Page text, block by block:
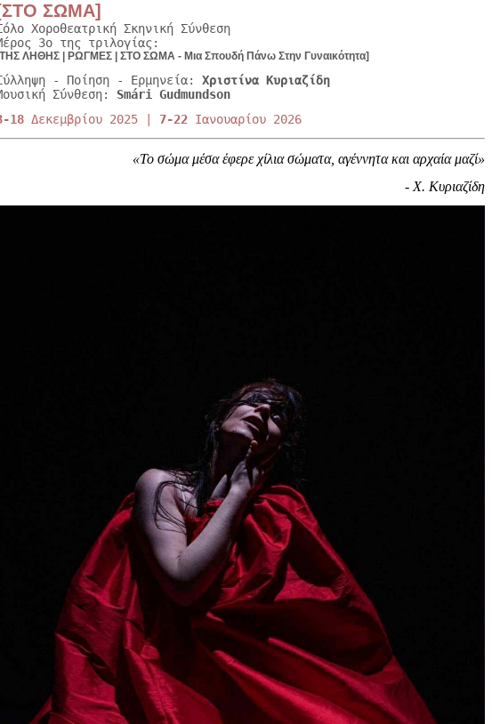
Information
Είσοδος διαχειριστή
ΣΤΟ ΣΩΜΑ]
Χοροθεατρική Σκηνική Σύνθεση
3ο της τριλογίας:
ΤΗΣ ΛΗΘΗΣ | ΡΩΓΜΕΣ | ΣΤΟ ΣΩΜΑ - Μια Σπουδή Πάνω Στην Γυναικότητα]
- Ποίηση - Ερμηνεία: Χριστίνα Κυριαζίδη
Σύνθεση: Smári Gudmundson
18 Δεκεμβρίου 2025 | 7-22 Ιανουαρίου 2026
«Το σώμα μέσα έφερε χίλια σώματα, αγέννητα και αρχαία μαζί»
- Χ. Κυριαζίδη